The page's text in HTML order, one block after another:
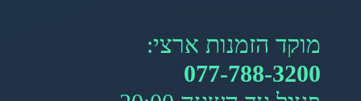
מוקד הזמנות ארצי:
077-788-3200